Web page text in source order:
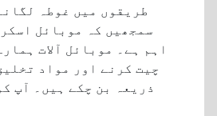
طریقوں میں غوطہ
سمجھیں کہ موبائل
اہم ہے۔ موبائل آلات
چیت کرنے اور مواد
ذریعہ بن چکے ہیں۔ آپ